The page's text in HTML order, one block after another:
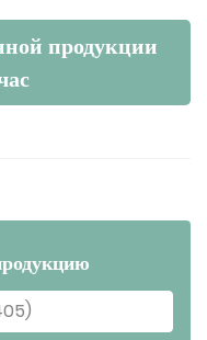
продукции